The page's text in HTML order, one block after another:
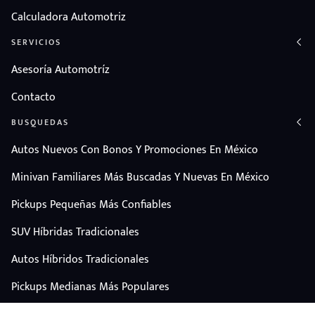
Calculadora Automotriz
SERVICIOS
Asesoría Automotríz
Contacto
BUSQUEDAS
Autos Nuevos Con Bonos Y Promociones En México
Minivan Familiares Más Buscadas Y Nuevas En México
Pickups Pequeñas Más Confiables
SUV Híbridas Tradicionales
Autos Híbridos Tradicionales
Pickups Medianas Más Populares